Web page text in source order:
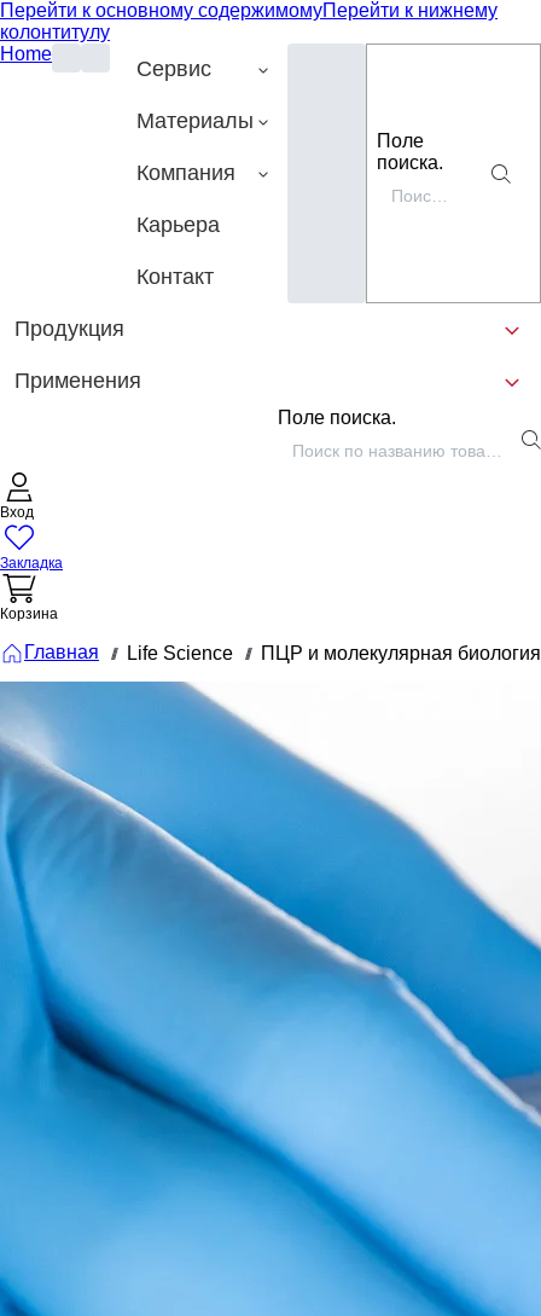
Перейти к основному содержимомуПерейти к нижнему
колонтитулу
Home
Сервис
Материалы
Компания
Карьера
Контакт
Поле
поиска.
Продукция
Применения
Поле поиска.
Вход
Закладка
Корзина
Главная /// Life Science /// ПЦР и молекулярная биология